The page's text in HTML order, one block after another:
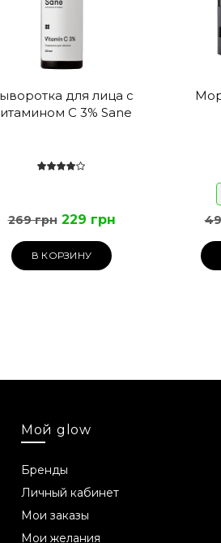
для лица с
С 3% Sane
269 грн 229 грн
В КОРЗИНУ
Мой glow
Бренды
Личный кабинет
Мои заказы
Мои желания